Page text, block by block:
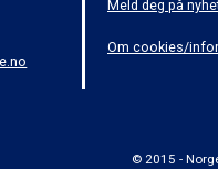
Meld deg på
Om cookies/
© 2015 -